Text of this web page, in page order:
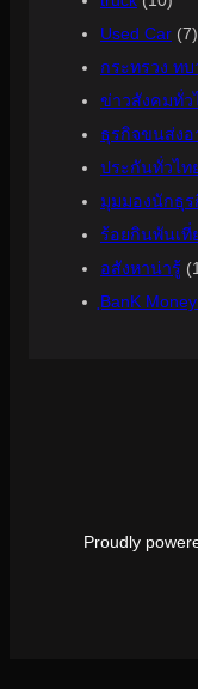
Used Car (7)
กระทรวง ทบ
ข่าวสังคมทั่ว
ธุรกิจขนส่งอ
ประกันทั่วไท
มุมมองนักธุร
ร้อยกินพันเที่
อสังหาน่ารู้
BanK
Proudly